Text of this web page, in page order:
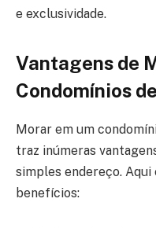
e exclusividade.
Vantagens de
Condomínios
Morar em um
traz inúmeras
simples endereço.
benefícios: